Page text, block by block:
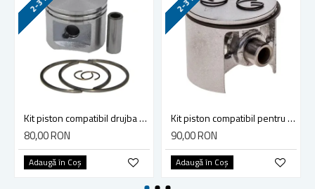
Kit piston compatibil drujba Stihl MS 290, 029 (46mm) AIP
80,00 RON
Adaugă în Coş
Kit piston compatibil pentru drujba Husqvarna 154, 254, 254XP (45mm) AIP India
90,00 RON
Adaugă în Coş